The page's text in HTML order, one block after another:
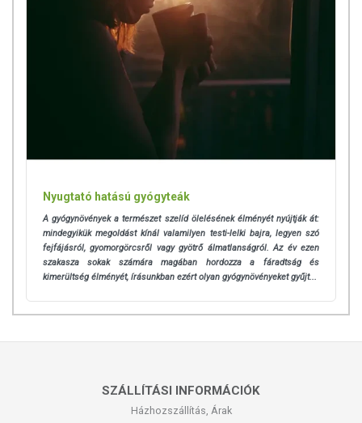
Nyugtató hatású gyógyteák
A gyógynövények a természet szelíd ölelésének élményét nyújtják át:
mindegyikük megoldást kínál valamilyen testi-lelki bajra, legyen szó
fejfájásról, gyomorgörcsről vagy gyötrő álmatlanságról. Az év ezen
szakasza sokak számára magában hordozza a fáradtság és
kimerültség élményét, írásunkban ezért olyan gyógynövényeket gyűjt...
SZÁLLÍTÁSI INFORMÁCIÓK
Házhozszállítás, Árak